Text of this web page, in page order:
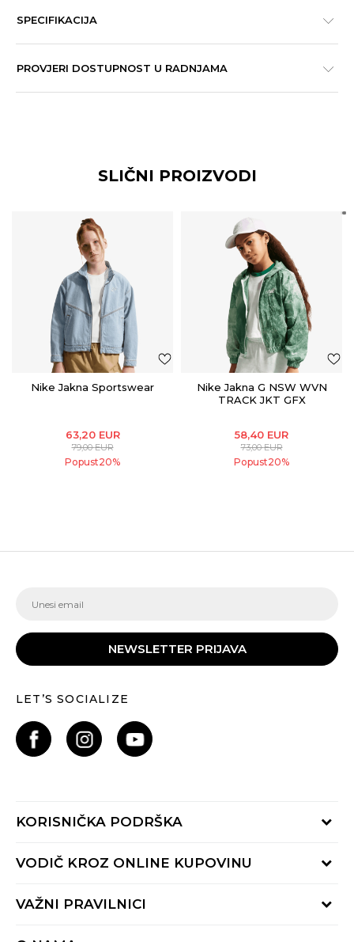
SPECIFIKACIJA
PROVJERI DOSTUPNOST U RADNJAMA
SLIČNI PROIZVODI
Nike Jakna Sportswear
63,20 EUR
79,00EUR
Popust20%
Nike Jakna G NSW WVN
TRACK JKT GFX
58,40 EUR
73,00EUR
Popust20%
NEWSLETTER PRIJAVA
LET’S SOCIALIZE
KORISNIČKA PODRŠKA
Provjeri status porudžbine
Radno vrijeme 9-16h
VODIČ KROZ ONLINE KUPOVINU
Načini isporuke
Reklamacije
VAŽNI PRAVILNICI